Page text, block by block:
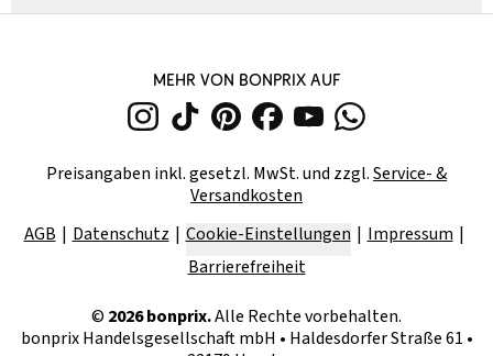
MEHR VON BONPRIX AUF
Preisangaben inkl. gesetzl. MwSt. und zzgl.Service- &
Versandkosten
AGB
Datenschutz Cookie-Einstellungen
Impressum
Barrierefreiheit
© 2026bonprix.Alle Rechte vorbehalten.
bonprix Handelsgesellschaft mbH • Haldesdorfer Straße 61 •